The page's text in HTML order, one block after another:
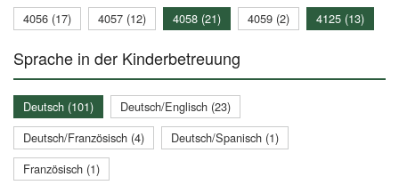
4056 (17)
4057 (12) 4058 (21) 4059 (2) 4125 (13)
Sprache in der Kinderbetreuung
Deutsch (101)
Deutsch/Englisch (23)
Deutsch/Französisch (4)
Deutsch/Spanisch (1)
Französisch (1)